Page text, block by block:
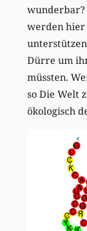
wunderbar?
werden hier
Dürre um
müssten.
so Die Welt
ökologisch